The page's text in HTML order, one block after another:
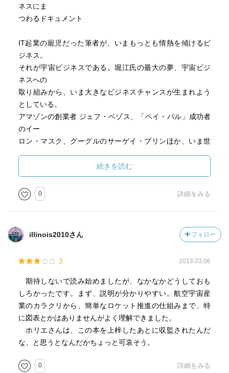
ネスにま
つわるドキュメント
IT起業の寵児だった筆者が、いまもっとも情熱を傾けるビ
ジネス。
それが宇宙ビジネスである。堀江氏の最大の夢、宇宙ビジ
ネスへの
取り組みから、いま大きなビジネスチャンスが生まれよう
としている。
アマゾンの創業者 ジェフ・ベゾス、「ペイ・パル」成功者
のイー
ロン・マスク、グーグルのサーゲイ・ブリンほか、いま世
者たちが一斉に宇宙に投資を始めている。
それは何故か。その答えが本書には書かれている。
(From amazon)
堀江さんが宇宙に関して説明した本。
凄くきちんとした宇宙ビジネス本だと思います。
宇宙というものをどうやってビジネスにするか？という視
れていますが、その前には、しっかり宇宙研究、宇宙開発
の歴史が
宇宙進出は、アメリカとロシアの冷戦があったから進んだ
たんですね。
続きを読む
0 詳細をみる
illinois2010さん フォロー
3 2013.03.06
期待しないで読み始めましたが、なかなかどうしておも
しろかったです。まず、説明が分かりやすい。航空宇宙産
業のカラクリから、簡単なロケット推進の仕組みまで、特
に図表とかはありませんがよく理解できました。
ホリエさんは、この本を上梓したあとに収監されたんだ
な、と思うとなんだかちょっと可哀そう。
0 詳細をみる